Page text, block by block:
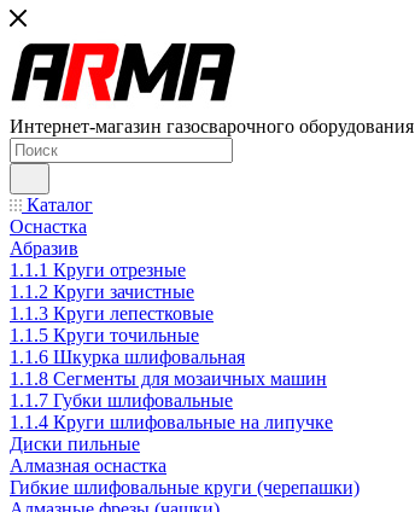
Интернет-магазин газосварочного оборудования
Каталог
Оснастка
Абразив
1.1.1 Круги отрезные
1.1.2 Круги зачистные
1.1.3 Круги лепестковые
1.1.5 Круги точильные
1.1.6 Шкурка шлифовальная
1.1.8 Сегменты для мозаичных машин
1.1.7 Губки шлифовальные
1.1.4 Круги шлифовальные на липучке
Диски пильные
Алмазная оснастка
Гибкие шлифовальные круги (черепашки)